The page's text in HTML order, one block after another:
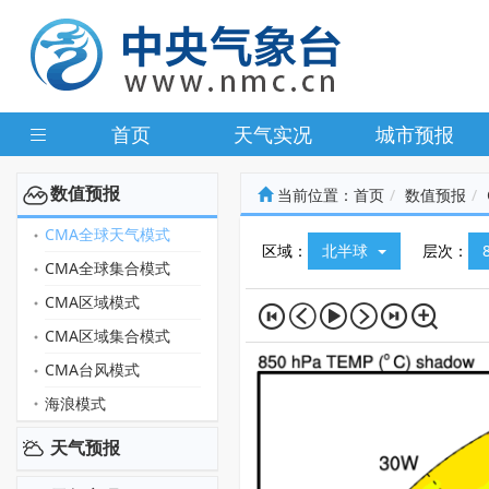
首页 天气实况 城市预报
数值预报
CMA全球天气模式
CMA全球集合模式
CMA区域模式
CMA区域集合模式
CMA台风模式
海浪模式
天气预报
当前位置： 首页 数值预报
区域： 北半球 层次：